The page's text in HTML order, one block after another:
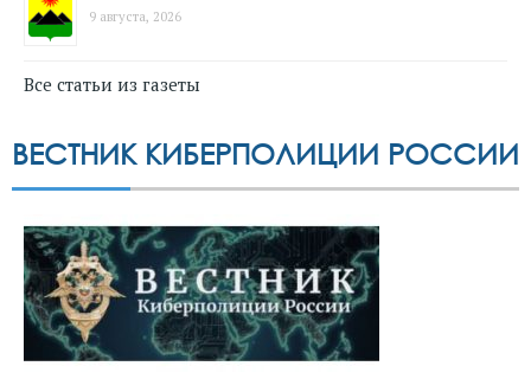
9 августа, 2026
Все статьи из газеты
ВЕСТНИК КИБЕРПОЛИЦИИ РОССИИ